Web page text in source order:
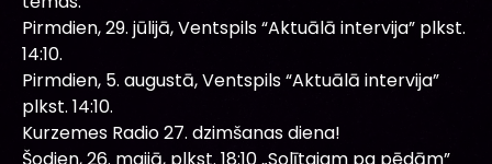
Pirmdien, 29. jūlijā, Ventspils “Aktuālā intervija” plkst.
14:10.
Pirmdien, 5. augustā, Ventspils “Aktuālā intervija”
plkst. 14:10.
Kurzemes Radio 27. dzimšanas diena!
Šodien, 26. maijā, plkst. 18:10 „Solītajam pa pēdām”